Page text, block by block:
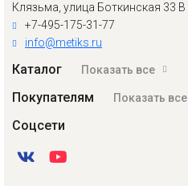
Клязьма, улица Боткинская 33 В
+7-495-175-31-77
info@metiks.ru
Каталог Показать все
Покупателям Показать все
Соцсети